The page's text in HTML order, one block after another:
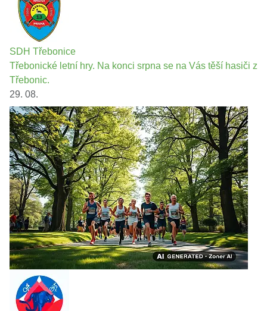
SDH Třebonice
Třebonické letní hry. Na konci srpna se na Vás těší hasiči z
Třebonic.
29. 08.